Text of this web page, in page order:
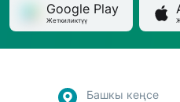
Google Play
Жеткиликтүү
Башкы кеңсе